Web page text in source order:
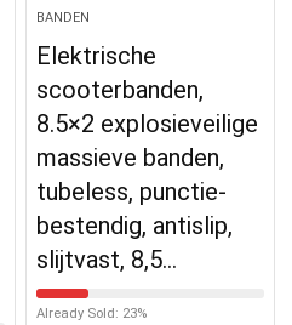
BANDEN
Elektrische
scooterbanden,
8.5×2 explosieveilige
massieve banden,
tubeless, punctie-
bestendig, antislip,
slijtvast, 8,5…
Already Sold: 23%